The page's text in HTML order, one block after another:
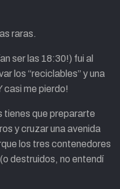
raras.
ser las 18:30!) fui al
los “reciclables” y una
casi me pierdo!
tienes que prepararte
y cruzar una avenida
los tres contenedores
destruidos, no entendí